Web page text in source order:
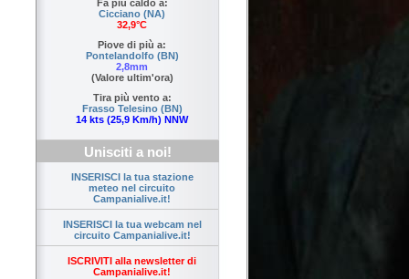
Fa più caldo a:
Cicciano (NA)
32,9°C
Piove di più a:
Pontelandolfo (BN)
2,8mm
(Valore ultim'ora)
Tira più vento a:
Frasso Telesino (BN)
14 kts (25,9 Km/h) NNW
Unisciti a noi!
INSERISCI la tua stazione
meteo nel circuito
Campanialive.it!
INSERISCI la tua webcam nel
circuito Campanialive.it!
ISCRIVITI alla newsletter di
Campanialive.it!